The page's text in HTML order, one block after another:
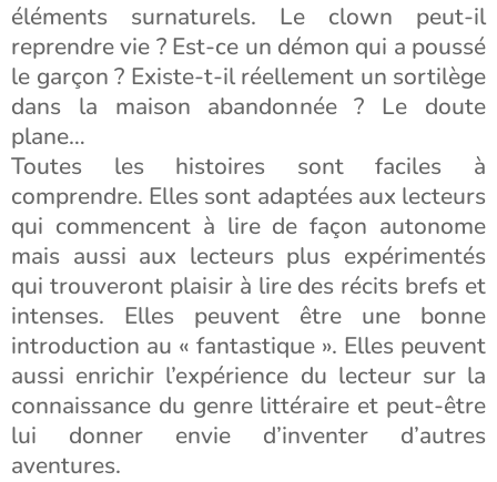
éléments surnaturels. Le clown peut-il
reprendre vie ? Est-ce un démon qui a poussé
le garçon ? Existe-t-il réellement un sortilège
dans la maison abandonnée ? Le doute
plane…
Toutes les histoires sont faciles à
comprendre. Elles sont adaptées aux lecteurs
qui commencent à lire de façon autonome
mais aussi aux lecteurs plus expérimentés
qui trouveront plaisir à lire des récits brefs et
intenses. Elles peuvent être une bonne
introduction au « fantastique ». Elles peuvent
aussi enrichir l’expérience du lecteur sur la
connaissance du genre littéraire et peut-être
lui donner envie d’inventer d’autres
aventures.